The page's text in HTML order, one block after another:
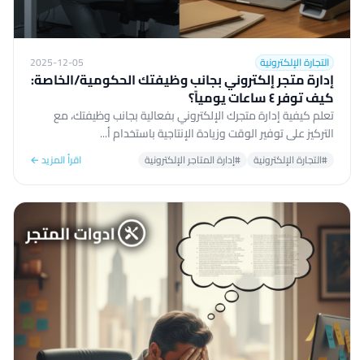
التجارة الإلكترونية 2025-12-05
إدارة متجر إلكتروني بجانب وظيفتك الحكومية/الخاصة:
كيف توفر ٤ ساعات يومياً؟
تعلم كيفية إدارة متجرك الإلكتروني بفعالية بجانب وظيفتك، مع
التركيز على توفير الوقت وزيادة الإنتاجية باستخدام أ...
#التجارة الإلكترونية #إدارة المتاجر الإلكترونية اقرأ المزيد ←